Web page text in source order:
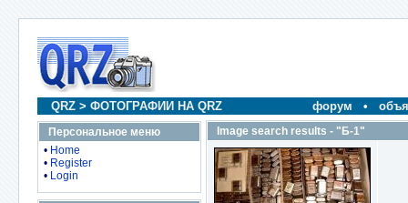
QRZ > ФОТОГРАФИИ НА QRZ форум •
Персональное меню
• Home
• Register
• Login
Image search results - "Б-1"